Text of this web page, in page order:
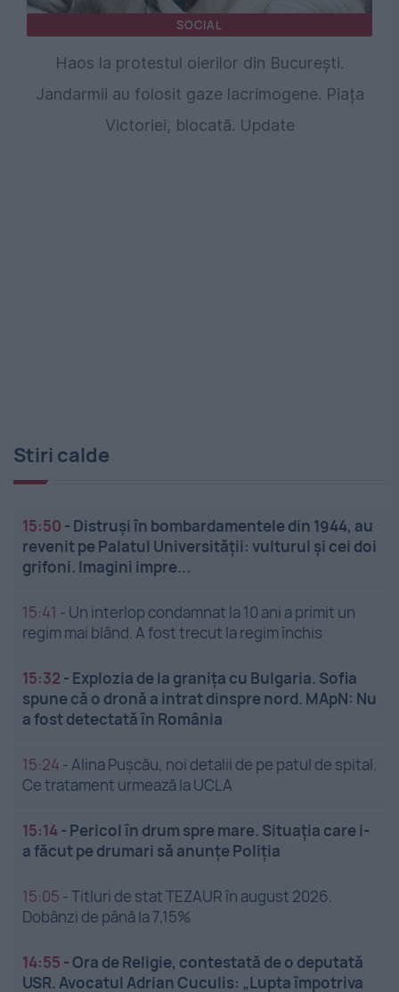
SOCIAL
Haos la protestul oierilor din București.
Jandarmii au folosit gaze lacrimogene. Piața
Victoriei, blocată. Update
Stiri calde
15:50 - Distruși în bombardamentele din 1944, au
revenit pe Palatul Universității: vulturul și cei doi
grifoni. Imagini impre...
15:41 - Un interlop condamnat la 10 ani a primit un
regim mai blând. A fost trecut la regim închis
15:32 - Explozia de la granița cu Bulgaria. Sofia
spune că o dronă a intrat dinspre nord. MApN: Nu
a fost detectată în România
15:24 -Alina Pușcău, noi detalii de pe patul de spital.
Ce tratament urmează la UCLA
15:14- Pericol în drum spre mare. Situația care i-
a făcut pe drumari să anunțe Poliția
15:05 -Titluri de stat TEZAUR în august 2026.
Dobânzi de până la 7,15%
14:55 -Ora de Religie, contestată de o deputată
USR. Avocatul Adrian Cuculis: „Lupta împotriva